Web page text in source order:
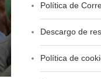
Política de
Descargo de
Política de